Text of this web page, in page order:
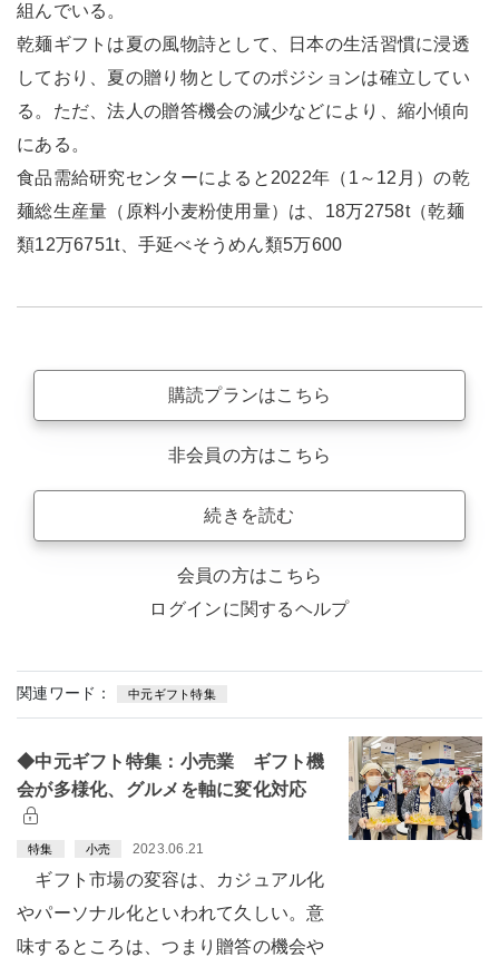
組んでいる。
乾麺ギフトは夏の風物詩として、日本の生活習慣に浸透
しており、夏の贈り物としてのポジションは確立してい
る。ただ、法人の贈答機会の減少などにより、縮小傾向
にある。
食品需給研究センターによると2022年（1～12月）の乾
麺総生産量（原料小麦粉使用量）は、18万2758t（乾麺
類12万6751t、手延べそうめん類5万600
購読プランはこちら
非会員の方はこちら
続きを読む
会員の方はこちら
ログインに関するヘルプ
関連ワード： 中元ギフト特集
◆中元ギフト特集：小売業 ギフト機
会が多様化、グルメを軸に変化対応
特集 小売 2023.06.21
ギフト市場の変容は、カジュアル化
やパーソナル化といわれて久しい。意
味するところは、つまり贈答の機会や